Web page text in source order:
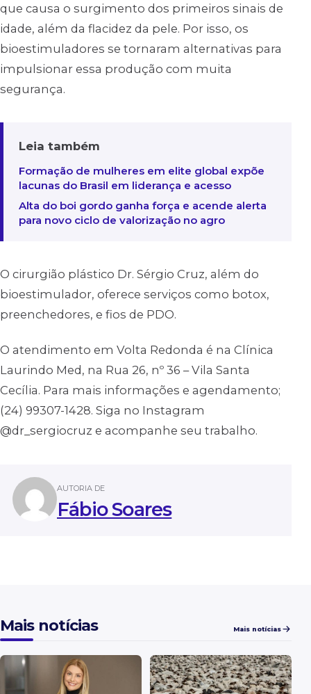
que causa o surgimento dos primeiros sinais de
idade, além da flacidez da pele. Por isso, os
bioestimuladores se tornaram alternativas para
impulsionar essa produção com muita
segurança.
Leia também
Formação de mulheres em elite global expõe
lacunas do Brasil em liderança e acesso
Alta do boi gordo ganha força e acende alerta
para novo ciclo de valorização no agro
O cirurgião plástico Dr. Sérgio Cruz, além do
bioestimulador, oferece serviços como botox,
preenchedores, e fios de PDO.
O atendimento em Volta Redonda é na Clínica
Laurindo Med, na Rua 26, nº 36 – Vila Santa
Cecília. Para mais informações e agendamento;
(24) 99307-1428. Siga no Instagram
@dr_sergiocruz e acompanhe seu trabalho.
AUTORIA DE
Fábio Soares
Mais notícias Mais notícias